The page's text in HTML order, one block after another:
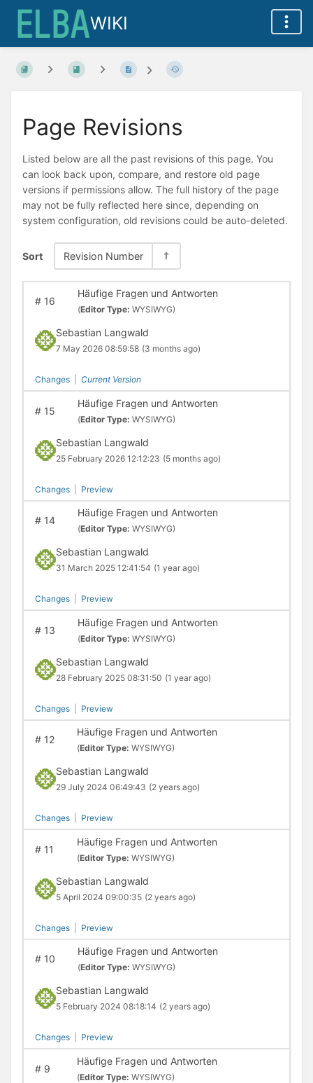
WIKI
Page Revisions
Listed below are all the past revisions of this page. You
can look back upon, compare, and restore old page
versions if permissions allow. The full history of the page
may not be fully reflected here since, depending on
system configuration, old revisions could be auto-deleted.
Sort Revision Number
#16
Häufige Fragen und Antworten
(Editor Type: WYSIWYG)
Sebastian Langwald
7 May 2026 08:59:58 (3 months ago)
Changes Current Version
#15
Häufige Fragen und Antworten
(Editor Type: WYSIWYG)
Sebastian Langwald
25 February 2026 12:12:23 (5 months ago)
Changes Preview
#14
Häufige Fragen und Antworten
(Editor Type: WYSIWYG)
Sebastian Langwald
31 March 2025 12:41:54 (1 year ago)
Changes Preview
#13
Häufige Fragen und Antworten
(Editor Type: WYSIWYG)
Sebastian Langwald
28 February 2025 08:31:50 (1 year ago)
Changes Preview
#12
Häufige Fragen und Antworten
(Editor Type: WYSIWYG)
Sebastian Langwald
29 July 2024 06:49:43 (2 years ago)
Changes Preview
#11
Häufige Fragen und Antworten
(Editor Type: WYSIWYG)
Sebastian Langwald
5 April 2024 09:00:35 (2 years ago)
Changes Preview
#10
Häufige Fragen und Antworten
(Editor Type: WYSIWYG)
Sebastian Langwald
5 February 2024 08:18:14 (2 years ago)
Changes Preview
#9
Häufige Fragen und Antworten
(Editor Type: WYSIWYG)